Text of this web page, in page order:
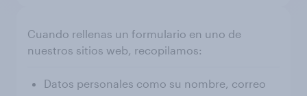
Cuando rellenas un formulario en uno de
nuestros sitios web, recopilamos:
Datos personales como su nombre, correo